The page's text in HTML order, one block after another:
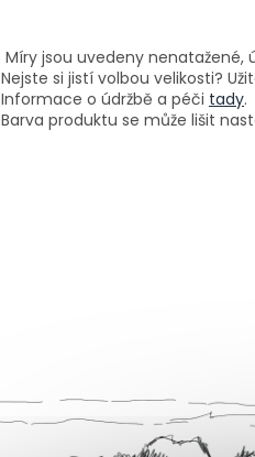
Míry jsou uvedeny
Nejste si jistí volbou velikosti?
Informace o údržbě a péči tady.
Barva produktu se může lišit